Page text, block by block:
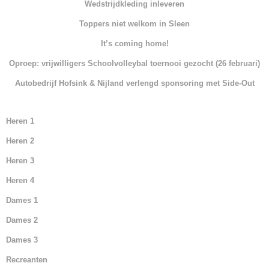
o
k
A
p
dI
n
Wedstrijdkleding inleveren
Toppers niet welkom in Sleen
It’s coming home!
Oproep: vrijwilligers Schoolvolleybal toernooi gezocht (26 februari)
Autobedrijf Hofsink & Nijland verlengd sponsoring met Side-Out
Heren 1
Heren 2
Heren 3
Heren 4
Dames 1
Dames 2
Dames 3
Recreanten